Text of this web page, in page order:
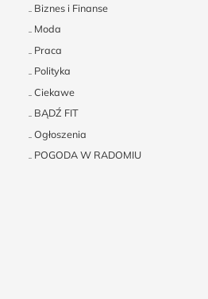
Biznes i Finanse
Moda
Praca
Polityka
Ciekawe
BĄDŹ FIT
Ogłoszenia
POGODA W RADOMIU